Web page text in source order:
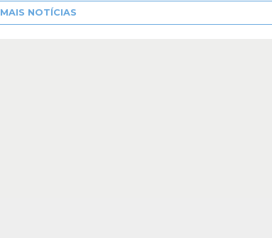
MAIS NOTÍCIAS